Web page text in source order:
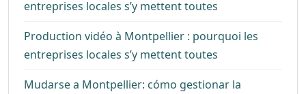
entreprises locales s’y mettent toutes
Production vidéo à Montpellier : pourquoi les
entreprises locales s’y mettent toutes
Mudarse a Montpellier: cómo gestionar la